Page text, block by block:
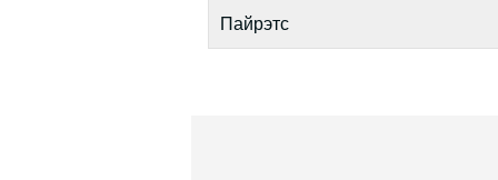
Пайрэтс